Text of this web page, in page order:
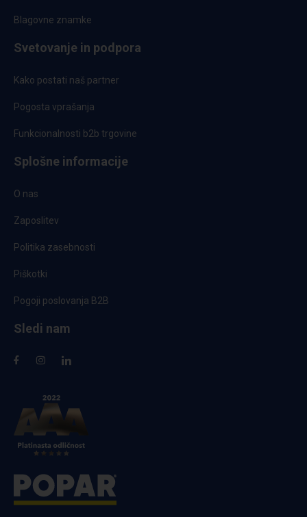
Blagovne znamke
Svetovanje in podpora
Kako postati naš partner
Pogosta vprašanja
Funkcionalnosti b2b trgovine
Splošne informacije
O nas
Zaposlitev
Politika zasebnosti
Piškotki
Pogoji poslovanja B2B
Sledi nam